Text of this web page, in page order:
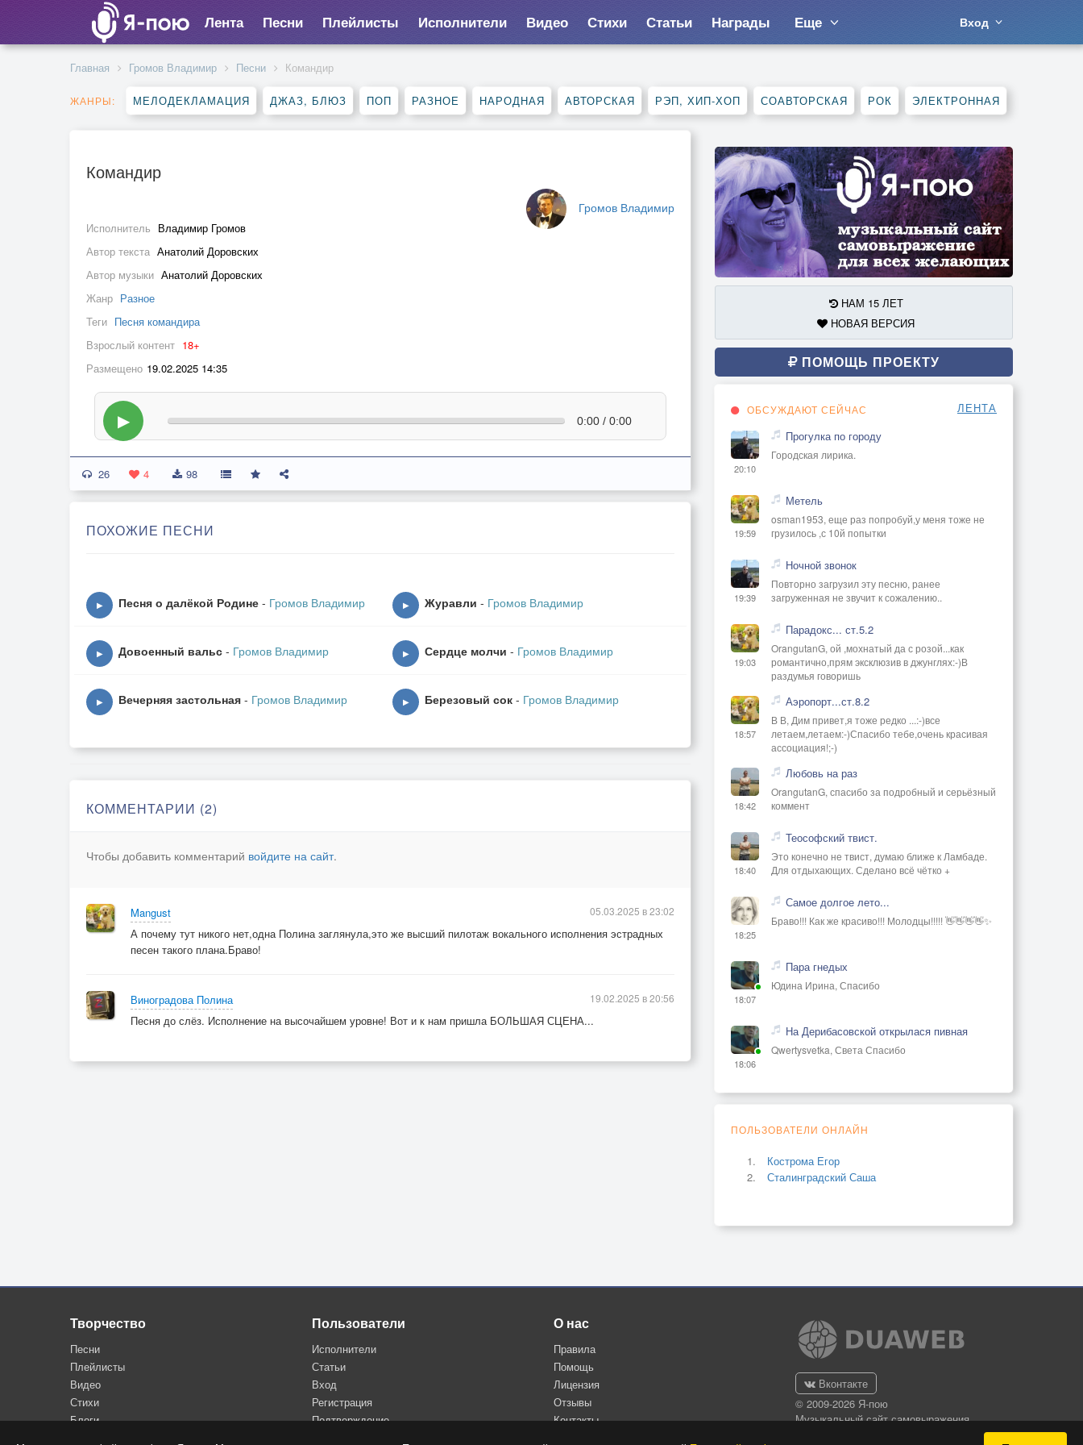
Лента Песни Плейлисты Исполнители Видео Стихи Статьи Награды Еще Вход
Главная Громов Владимир Песни Командир
ЖАНРЫ: МЕЛОДЕКЛАМАЦИЯ ДЖАЗ, БЛЮЗ ПОП РАЗНОЕ НАРОДНАЯ АВТОРСКАЯ РЭП, ХИП-ХОП СОАВТОРСКАЯ РОК ЭЛЕКТРОННАЯ
Командир
Громов Владимир
Исполнитель Владимир Громов
Автор текста Анатолий Доровских
Автор музыки Анатолий Доровских
Жанр Разное
Теги Песня командира
Взрослый контент 18+
Размещено 19.02.2025 14:35
▶ 0:00 / 0:00
26 4 98
ПОХОЖИЕ ПЕСНИ
▶ Песня о далёкой Родине - Громов Владимир ▶ Журавли - Громов Владимир
▶ Довоенный вальс - Громов Владимир ▶ Сердце молчи - Громов Владимир
▶ Вечерняя застольная - Громов Владимир ▶ Березовый сок - Громов Владимир
КОММЕНТАРИИ (2)
Чтобы добавить комментарий войдите на сайт.
Mangust
А почему тут никого нет,одна Полина заглянула,это же высший пилотаж вокального исполнения эстрадных
песен такого плана.Браво!
05.03.2025 в 23:02
Виноградова Полина
Песня до слёз. Исполнение на высочайшем уровне! Вот и к нам пришла БОЛЬШАЯ СЦЕНА...
19.02.2025 в 20:56
НАМ 15 ЛЕТ
НОВАЯ ВЕРСИЯ
ПОМОЩЬ ПРОЕКТУ
ОБСУЖДАЮТ СЕЙЧАС ЛЕНТА
20:10
Прогулка по городу
Городская лирика.
19:59
Метель
osman1953, еще раз попробуй,у меня тоже не
грузилось ,с 10й попытки
19:39
Ночной звонок
Повторно загрузил эту песню, ранее
загруженная не звучит к сожалению..
19:03
Парадокс... ст.5.2
OrangutanG, ой ,мохнатый да с розой...как
романтично,прям эксклюзив в джунглях:-)В
раздумья говоришь
18:57
Аэропорт...ст.8.2
В В, Дим привет,я тоже редко ...:-)все
летаем,летаем:-)Спасибо тебе,очень красивая
ассоциация!;-)
18:42
Любовь на раз
OrangutanG, спасибо за подробный и серьёзный
коммент
18:40
Теософский твист.
Это конечно не твист, думаю ближе к Ламбаде.
Для отдыхающих. Сделано всё чётко +
18:25
Самое долгое лето...
Браво!!! Как же красиво!!! Молодцы!!!!! 👋👋👋👋✨
18:07
Пара гнедых
Юдина Ирина, Спасибо
18:06
На Дерибасовской открылася пивная
Qwertysvetka, Света Спасибо
ПОЛЬЗОВАТЕЛИ ОНЛАЙН
Кострома Егор
Сталинградский Саша
Творчество
Песни
Плейлисты
Видео
Стихи
Блоги
Пользователи
Исполнители
Статьи
Вход
Регистрация
Подтверждение
О нас
Правила
Помощь
Лицензия
Отзывы
Контакты
Вконтакте
© 2009-2026 Я-пою
Музыкальный сайт самовыражения